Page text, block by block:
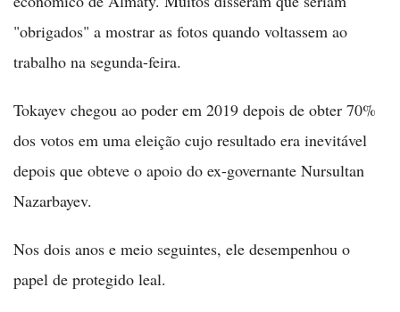
"obrigados" a mostrar as fotos quando voltassem ao
trabalho na segunda-feira.
Tokayev chegou ao poder em 2019 depois de obter 70%
dos votos em uma eleição cujo resultado era inevitável
depois que obteve o apoio do ex-governante Nursultan
Nazarbayev.
Nos dois anos e meio seguintes, ele desempenhou o
papel de protegido leal.